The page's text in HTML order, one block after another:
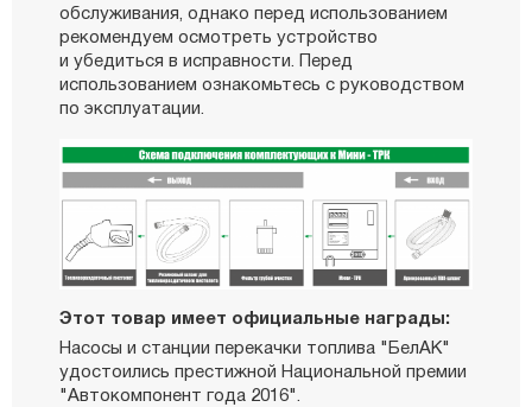
обслуживания, однако перед использованием
рекомендуем осмотреть устройство
и убедиться в исправности. Перед
использованием ознакомьтесь с руководством
по эксплуатации.
Этот товар имеет официальные награды:
Насосы и станции перекачки топлива "БелАК"
удостоились престижной Национальной премии
"Автокомпонент года 2016".